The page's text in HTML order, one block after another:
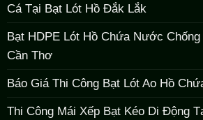
Cá Tại Bạt Lót Hồ Đắk Lắk
Bạt HDPE Lót Hồ Chứa Nước Chống
Cần Thơ
Báo Giá Thi Công Bạt Lót Ao Hồ
Thi Công Mái Xếp Bạt Kéo Di Động